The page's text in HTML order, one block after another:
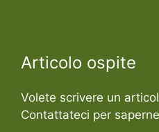
Articolo ospite
Volete scrivere un
Contattateci per